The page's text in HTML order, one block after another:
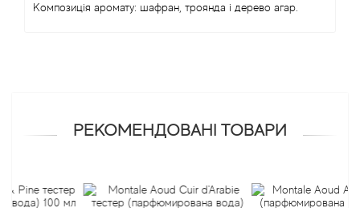
Композиція аромату: шафран, троянда і дерево агар.
РЕКОМЕНДОВАНІ ТОВАРИ
Angel Schlesser
Annayake